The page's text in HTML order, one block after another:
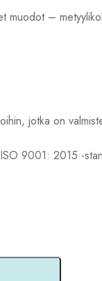
muodot –
jotka on
9001: 2015 -